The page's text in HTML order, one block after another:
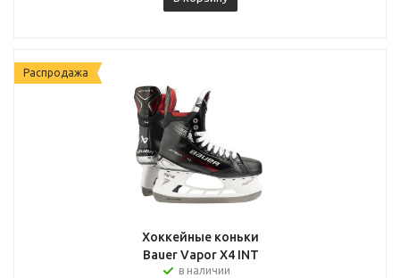
Распродажа
Хоккейные коньки
Bauer Vapor X4 INT
в наличии